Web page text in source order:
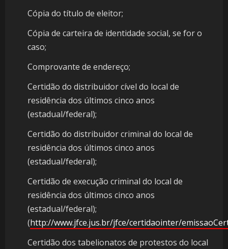
Cópia do título de eleitor;
Cópia de carteira de identidade social, se for o
caso;
Comprovante de endereço;
Certidão do distribuidor cível do local de
residência dos últimos cinco anos
(estadual/federal);
Certidão do distribuidor criminal do local de
residência dos últimos cinco anos
(estadual/federal);
Certidão de execução criminal do local de
residência dos últimos cinco anos
(estadual/federal);
(http://www.jfce.jus.br/jfce/certidaointer/
Certidão dos tabelionatos de protestos do local